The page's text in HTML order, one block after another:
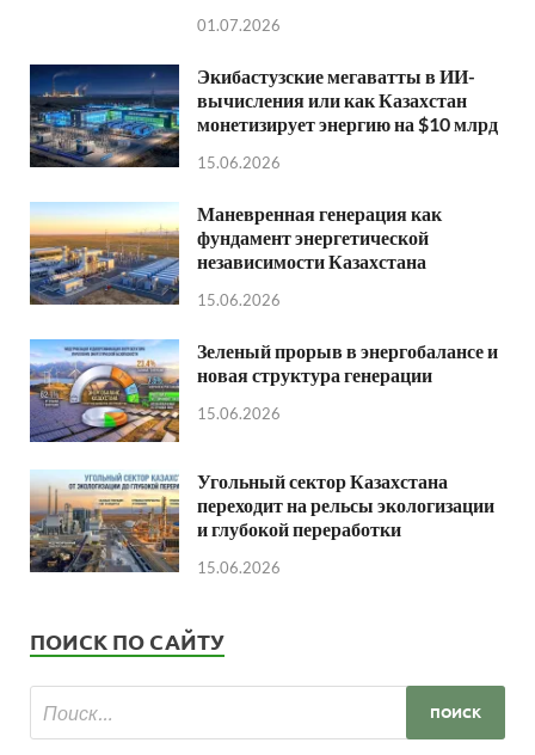
01.07.2026
Экибастузские мегаватты в ИИ-
вычисления или как Казахстан
монетизирует энергию на $10 млрд
15.06.2026
Маневренная генерация как
фундамент энергетической
независимости Казахстана
15.06.2026
Зеленый прорыв в энергобалансе и
новая структура генерации
15.06.2026
Угольный сектор Казахстана
переходит на рельсы экологизации
и глубокой переработки
15.06.2026
ПОИСК ПО САЙТУ